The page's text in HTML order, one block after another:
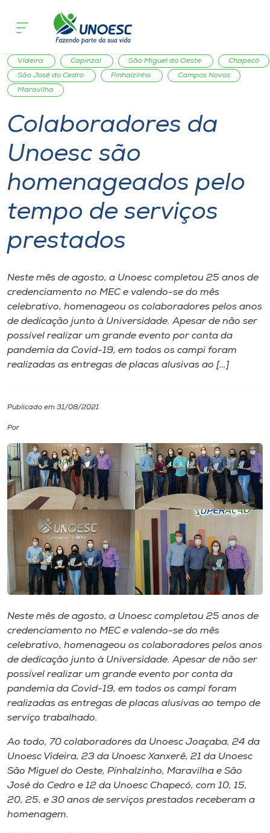
Cursos
Onde estamos
Pesquisa
Atendimento ao Estudante
Portal de Ensino
A
I.nova
Diplomados
Cultura
CPA
Biblioteca
Editora
Rádio
Museu
Unoesc
Selecione
A+
acontece
Videira
Capinzal São Miguel do Oeste
Chapecó
São José do Cedro
Pinhalzinho
Campos Novos
Maravilha
Colaboradores da
Unoesc são
homenageados pelo
tempo de serviços
prestados
Neste mês de agosto, a Unoesc completou 25 anos de
credenciamento no MEC e valendo-se do mês
celebrativo, homenageou os colaboradores pelos anos
de dedicação junto à Universidade. Apesar de não ser
possível realizar um grande evento por conta da
pandemia da Covid-19, em todos os campi foram
realizadas as entregas de placas alusivas ao […]
Publicado em 31/08/2021
Por
Neste mês de agosto, a Unoesc completou 25 anos de
credenciamento no MEC e valendo-se do mês
celebrativo, homenageou os colaboradores pelos anos
de dedicação junto à Universidade. Apesar de não ser
possível realizar um grande evento por conta da
pandemia da Covid-19, em todos os campi foram
realizadas as entregas de placas alusivas ao tempo de
serviço trabalhado.
Ao todo, 70 colaboradores da Unoesc Joaçaba, 24 da
Unoesc Videira, 23 da Unoesc Xanxerê, 21 da Unoesc
São Miguel do Oeste, Pinhalzinho, Maravilha e São
José do Cedro e 12 da Unoesc Chapecó, com 10, 15,
20, 25, e 30 anos de serviços prestados receberam a
homenagem.